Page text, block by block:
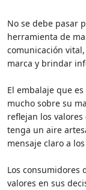
No se debe pasar
herramienta de
comunicación
marca y brindar
El embalaje que
mucho sobre su
reflejan los valores
tenga un aire
mensaje claro a
Los consumidores
valores en sus